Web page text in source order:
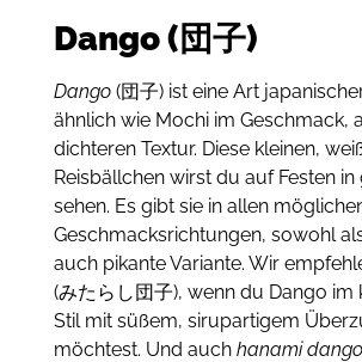
Dango (団子)
Dango(団子) ist eine Art
ähnlich wie Mochi im Geschmack,
dichteren Textur. Diese kleinen,
Reisbällchen wirst du auf Festen in
sehen. Es gibt sie in allen
Geschmacksrichtungen, sowohl
auch pikante Variante. Wir
(みたらし団子), wenn du Dango im
Stil mit süßem, sirupartigem
möchtest. Und auch hanami dango